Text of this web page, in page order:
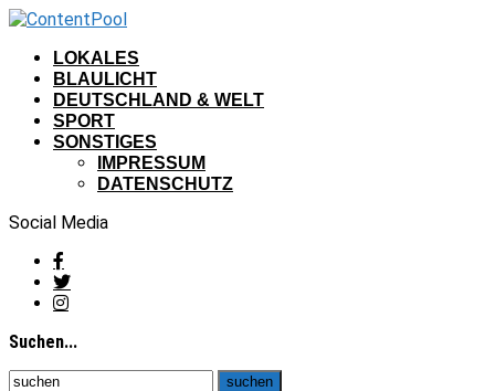
LOKALES
BLAULICHT
DEUTSCHLAND & WELT
SPORT
SONSTIGES
IMPRESSUM
DATENSCHUTZ
Social Media
Suchen...